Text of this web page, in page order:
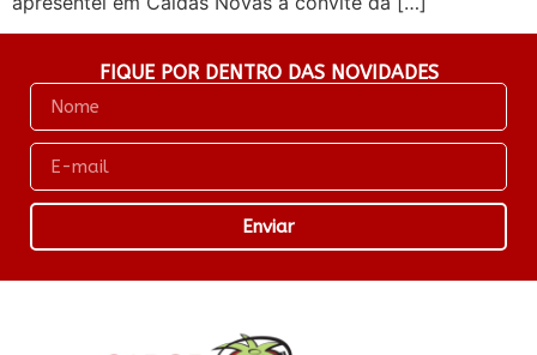
FIQUE POR DENTRO DAS NOVIDADES
Enviar